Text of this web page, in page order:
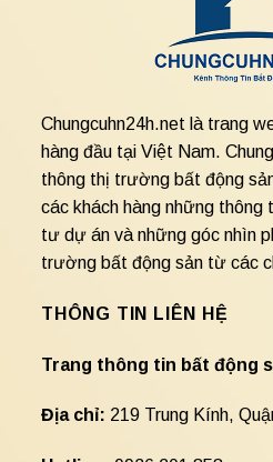
Chungcuhn24h.net là trang
hàng đầu tại Việt Nam.
thông thị trường bất động
các khách hàng những thông
tư dự án và những góc nhìn
trường bất động sản từ các
THÔNG TIN LIÊN HỆ
Trang thông tin bất động
Địa chỉ: 219 Trung Kính,